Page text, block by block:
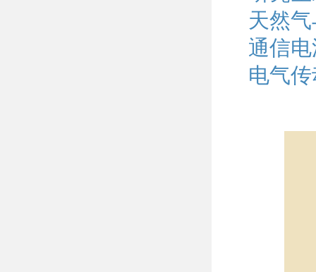
天然
通信
电气